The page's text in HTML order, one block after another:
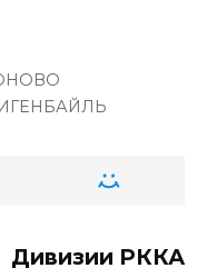
Дивизии РККА